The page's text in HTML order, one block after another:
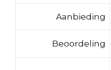
Aanbieding
Beoordeling